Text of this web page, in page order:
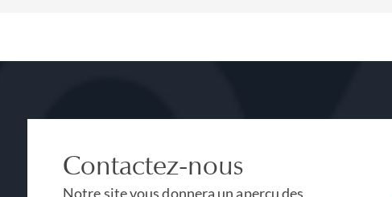
Contactez-nous
Notre site vous donnera un aperçu des